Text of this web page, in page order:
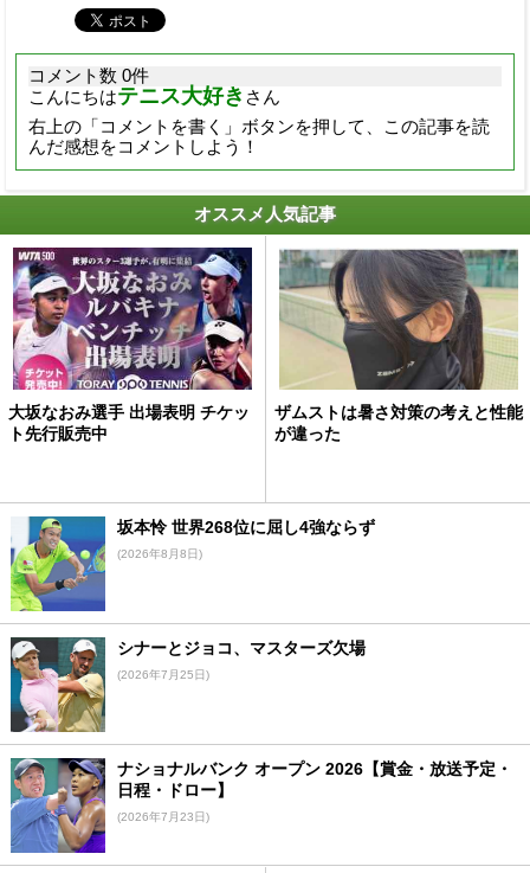
コメント数 0件
こんにちはテニス大好き さん
右上の「コメントを書く」ボタンを押して、この記事を読
んだ感想をコメントしよう！
オススメ人気記事
大坂なおみ選手 出場表明 チケッ
ト先行販売中
ザムストは暑さ対策の考えと性能
が違った
坂本怜 世界268位に屈し4強ならず
(2026年8月8日)
シナーとジョコ、マスターズ欠場
(2026年7月25日)
ナショナルバンク オープン 2026【賞金・放送予定・
日程・ドロー】
(2026年7月23日)